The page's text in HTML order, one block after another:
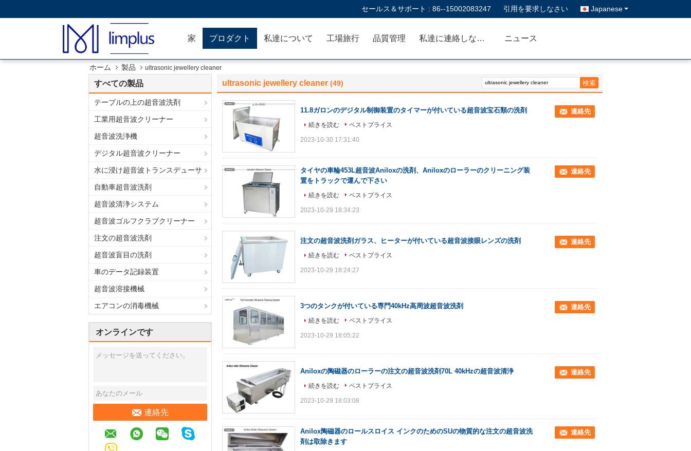
セールス＆サポート : 86--15002083247 引用を要求しなさい Japanese
家 プロダクト 私達について 工場旅行 品質管理 私達に連絡しなさい ニュース
ホーム 製品 ultrasonic jewellery cleaner
すべての製品
テーブルの上の超音波洗剤
工業用超音波クリーナー
超音波洗浄機
デジタル超音波クリーナー
水に浸け超音波トランスデューサ
自動車超音波洗剤
超音波清浄システム
超音波ゴルフクラブクリーナー
注文の超音波洗剤
超音波盲目の洗剤
車のデータ記録装置
超音波溶接機械
エアコンの消毒機械
オンラインです
連絡先
ultrasonic jewellery cleaner (49)
11.8ガロンのデジタル制御装置のタイマーが付いている超音波宝石類の洗剤 連絡先
続きを読む ベストプライス
2023-10-30 17:31:40
タイヤの車輪453L超音波Aniloxの洗剤、Aniloxのローラーのクリーニング装
置をトラックで運んで下さい
連絡先
続きを読む ベストプライス
2023-10-29 18:34:23
注文の超音波洗剤ガラス、ヒーターが付いている超音波接眼レンズの洗剤 連絡先
続きを読む ベストプライス
2023-10-29 18:24:27
3つのタンクが付いている専門40kHz高周波超音波洗剤 連絡先
続きを読む ベストプライス
2023-10-29 18:05:22
Aniloxの陶磁器のローラーの注文の超音波洗剤70L 40kHzの超音波清浄 連絡先
続きを読む ベストプライス
2023-10-29 18:03:08
Anilox陶磁器のロールスロイス インクのためのSUの物質的な注文の超音波洗
剤は取除きます
連絡先